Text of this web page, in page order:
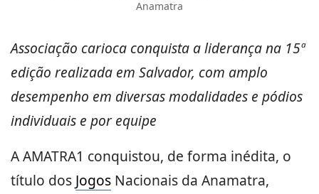
Anamatra
Associação carioca conquista a liderança na 15ª
edição realizada em Salvador, com amplo
desempenho em diversas modalidades e pódios
individuais e por equipe
A AMATRA1 conquistou, de forma inédita, o
título dos Jogos Nacionais da Anamatra,